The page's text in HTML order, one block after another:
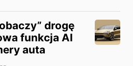
drogę
funkcja AI
auta